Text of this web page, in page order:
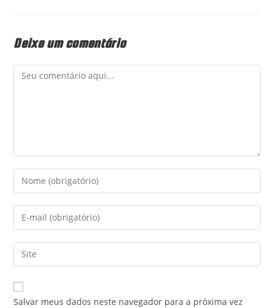
Deixe um comentário
Comment
Digite
seu
nome
ou
de
usuário
para
comentar
Enter
your
email
address
comment
Digite
o
URL
do
Salvar meus dados neste navegador para a próxima vez